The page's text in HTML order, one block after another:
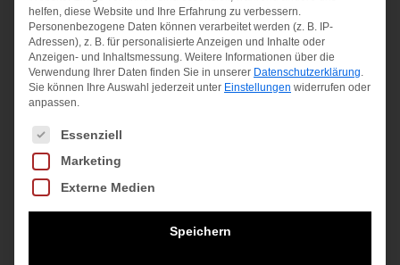
HEY-SPORT
helfen, diese Website und Ihre Erfahrung zu verbessern.
Personenbezogene Daten können verarbeitet werden (z. B. IP-
Adressen), z. B. für personalisierte Anzeigen und Inhalte oder
Anzeigen- und Inhaltsmessung. Weitere Informationen über die
Verwendung Ihrer Daten finden Sie in unserer Datenschutzerklärung
Sie können Ihre Auswahl jederzeit unter Einstellungen widerrufen oder
anpassen.
Es folgt eine Liste der Service-Gruppen, für die eine
Essenziell
Marketing
Externe Medien
Speichern